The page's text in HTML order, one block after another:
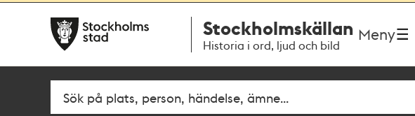
navigationen
huvudinnehållet
Stockholmskällan
Historia i ord, ljud och bild
Meny
Fritextsök